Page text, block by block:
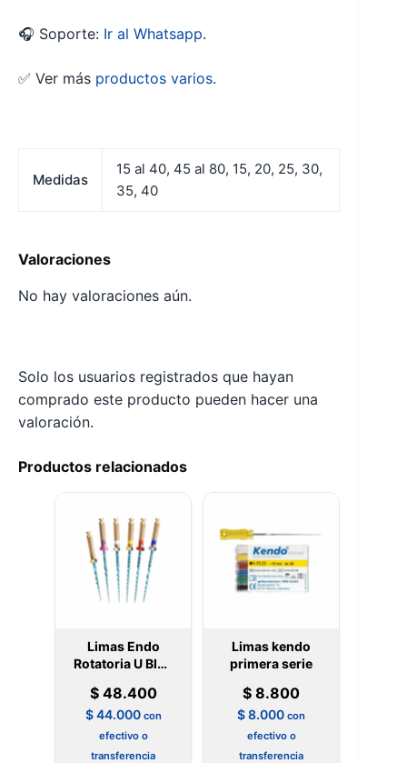
🎧 Soporte: Ir al Whatsapp.
✅ Ver más productos varios.
Medidas
15 al 40, 45 al 80, 15, 20, 25, 30,
35, 40
Valoraciones
No hay valoraciones aún.
Solo los usuarios registrados que hayan
comprado este producto pueden hacer una
valoración.
Productos relacionados
Limas Endo
Rotatoria U Blue
$48.400
$44.000 con
efectivo o
transferencia
Limas kendo
primera serie
$ 8.800
$8.000 con
efectivo o
transferencia